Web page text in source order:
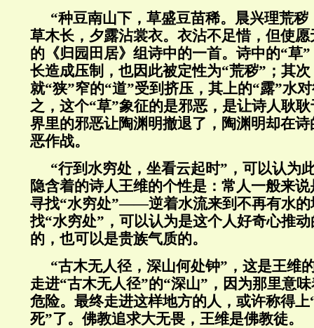
“种豆南山下，草盛豆苗稀。晨兴理荒
草木长，夕露沾裳衣。衣沾不足惜，但使
的《归园田居》组诗中的一首。诗中的“草
长造成压制，也因此被定性为“荒秽”；其
就“狭”窄的“道”受到挤压，其上的“露”水
之，这个“草”象征的是邪恶，是让诗人耿
界里的邪恶让陶渊明撤退了，陶渊明却在
恶作战。
“行到水穷处，坐看云起时”，可以认为
隐含着的诗人王维的个性是：常人一般来
寻找“水穷处”——逆着水流来到不再有水的
找“水穷处”，可以认为是这个人好奇心推
的，也可以是贵族气质的。
“古木无人径，深山何处钟”，这是王维
走进“古木无人径”的“深山”，因为那里意
危险。最终走进这样地方的人，或许称得
死”了。佛教追求大无畏，王维是佛教徒。